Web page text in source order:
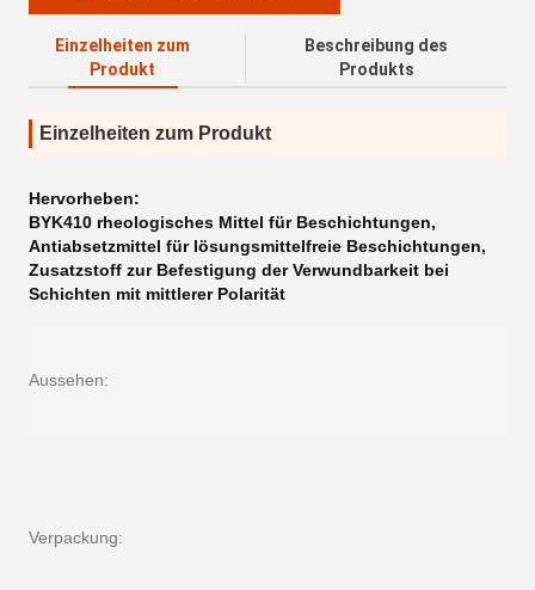
Einzelheiten zum
Produkt
Beschreibung des
Produkts
Einzelheiten zum Produkt
Hervorheben:
BYK410 rheologisches Mittel für Beschichtungen,
Antiabsetzmittel für lösungsmittelfreie Beschichtungen,
Zusatzstoff zur Befestigung der Verwundbarkeit bei
Schichten mit mittlerer Polarität
Aussehen:
Verpackung: